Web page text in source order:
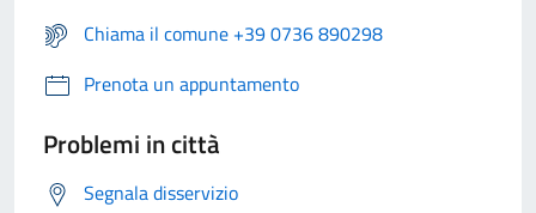
Chiama il comune +39 0736 890298
Prenota un appuntamento
Problemi in città
Segnala disservizio